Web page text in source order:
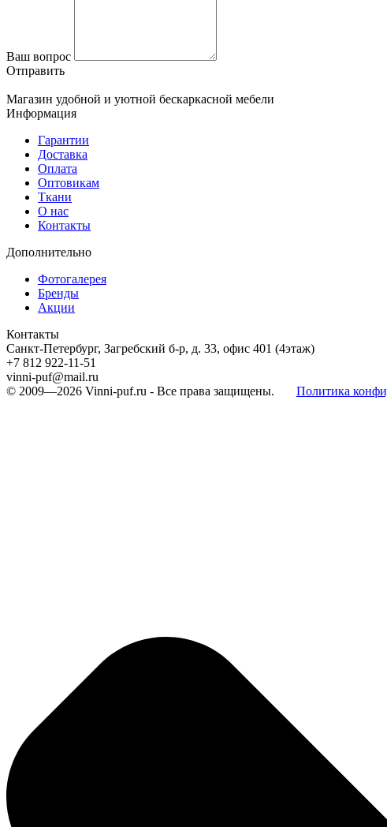
Ваш вопрос
Отправить
Магазин удобной и уютной бескаркасной мебели
Информация
Гарантии
Доставка
Оплата
Оптовикам
Ткани
О нас
Контакты
Дополнительно
Фотогалерея
Бренды
Акции
Контакты
Санкт-Петербург, Загребский б-р, д. 33, офис 401 (4этаж)
+7 812 922-11-51
vinni-puf@mail.ru
© 2009—2026 Vinni-puf.ru - Все права защищены. Политика